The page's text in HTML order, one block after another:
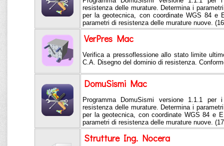
resistenza delle murature. Determina i
per la geotecnica, con coordinate WGS 84 e
parametri di resistenza delle murature nuove.
VerPres Mac
Verifica a pressoflessione allo stato limite
C.A. Disegno del dominio di resistenza.
DomuSismi Mac
Programma DomuSismi versione 1.1.1
resistenza delle murature. Determina i
per la geotecnica, con coordinate WGS 84 e
parametri di resistenza delle murature nuove.
Strutture Ing. Nocera